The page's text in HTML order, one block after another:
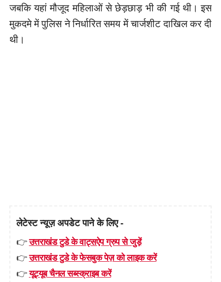
जबकि यहां मौजूद महिलाओं से छेड़छाड़ भी की गई थी। इस
मुकदमे में पुलिस ने निर्धारित समय में चार्जशीट दाखिल कर दी
थी।
लेटेस्ट न्यूज़ अपडेट पाने के लिए -
👉उत्तराखंड टुडे के वाट्सऐप ग्रुप से जुड़ें
👉उत्तराखंड टुडे के फेसबुक पेज़ को लाइक करें
👉यूट्यूब चैनल सब्स्क्राइब करें